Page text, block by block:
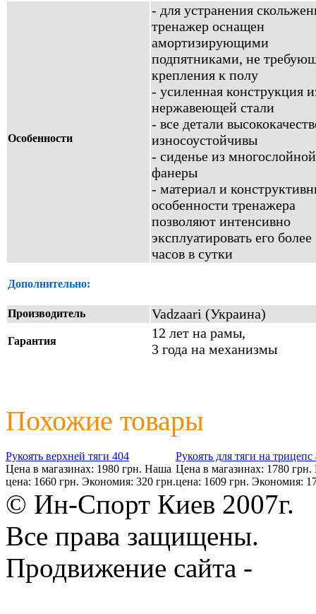
Особенности
- для устранения
тренажер оснащен
амортизирующими
подпятниками, не
крепления к полу
- усиленная конструкция
нержавеющей стали
- все детали
износоустойчивы
- сиденье из многослойной
фанеры
- материал и
особенности тренажера
позволяют интенсивно
эксплуатировать его более
часов в сутки
Дополнительно:
Производитель Vadzaari (Украина)
Гарантия
12 лет на рамы,
3 года на механизмы
Похожие товары
Рукоять верхней тяги 404
Цена в магазинах: 1980 грн. Наша
цена: 1660 грн. Экономия: 320 грн.
Рукоять для тяги на трицепс
Цена в магазинах: 1780 грн.
цена: 1609 грн. Экономия:
© Ин-Спорт Киев 2007г.
Все права защищены.
Продвижение сайта -